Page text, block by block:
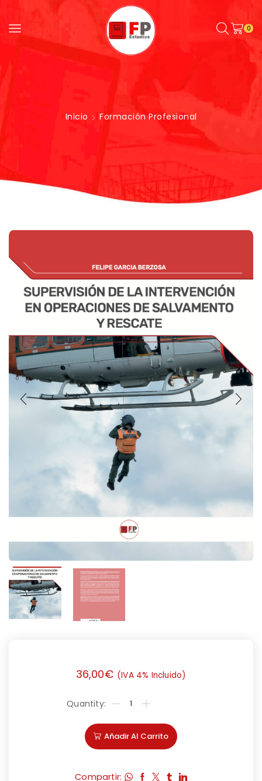
0
Inicio Formación Profesional
36,00€ (IVA 4% Incluido)
Añadir Al Carrito
Compartir: